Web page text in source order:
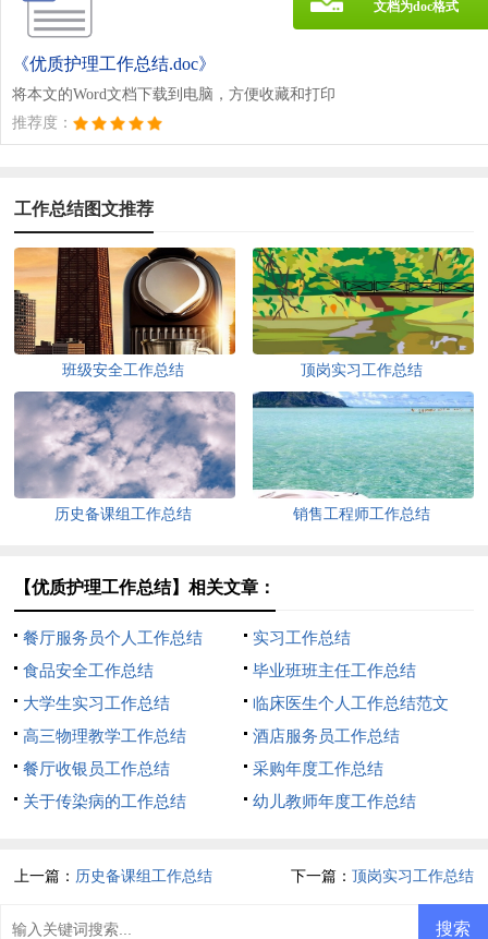
《优质护理工作总结.doc》
将本文的Word文档下载到电脑，方便收藏和打印
推荐度：
文档为doc格式
工作总结图文推荐
班级安全工作总结 顶岗实习工作总结
历史备课组工作总结 销售工程师工作总结
【优质护理工作总结】相关文章：
餐厅服务员个人工作总结
实习工作总结
食品安全工作总结
毕业班班主任工作总结
大学生实习工作总结
临床医生个人工作总结范文
高三物理教学工作总结
酒店服务员工作总结
餐厅收银员工作总结
采购年度工作总结
关于传染病的工作总结
幼儿教师年度工作总结
上一篇： 历史备课组工作总结 下一篇： 顶岗实习工作总结